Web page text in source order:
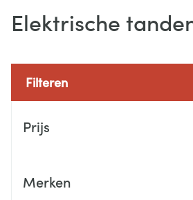
Elektrische
Filteren
Prijs
Merken